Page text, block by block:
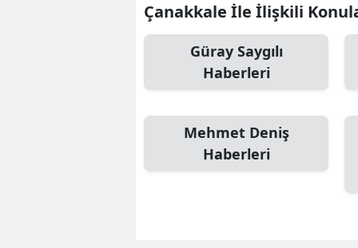
Çanakkale İle İlişkili
Güray Saygılı
Haberleri
Mehmet Deniş
Haberleri